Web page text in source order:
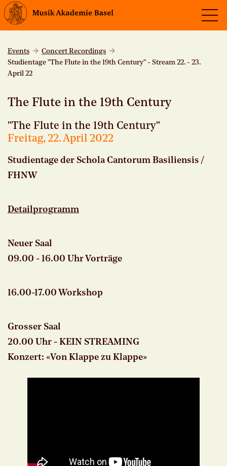
Events
Concert Recordings
Studientage "The Flute in the 19th Century" - Stream 22. - 23.
April 22
The Flute in the 19th Century
"The Flute in the 19th Century"
Freitag, 22. April 2022
Studientage der Schola Cantorum Basiliensis /
FHNW
Detailprogramm
Neuer Saal
09.00 - 16.00 Uhr Vorträge
16.00-17.00 Workshop
Grosser Saal
20.00 Uhr - KEIN STREAMING
Konzert: «Von Klappe zu Klappe»